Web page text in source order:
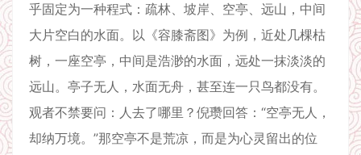
乎固定为一种程式：疏林、坡岸、空亭、远山，中间
大片空白的水面。以《容膝斋图》为例，近处几棵枯
树，一座空亭，中间是浩渺的水面，远处一抹淡淡的
远山。亭子无人，水面无舟，甚至连一只鸟都没有。
观者不禁要问：人去了哪里？倪瓒回答：“空亭无人，
却纳万境。”那空亭不是荒凉，而是为心灵留出的位